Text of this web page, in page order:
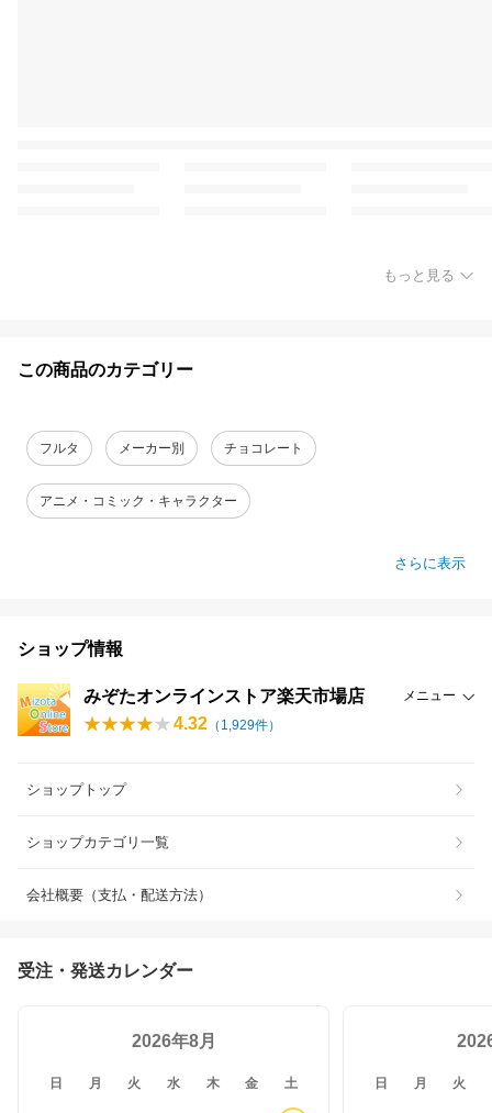
もっと見る
この商品のカテゴリー
フルタ メーカー別 チョコレート
アニメ・コミック・キャラクター
さらに表示
ショップ情報
みぞたオンラインストア楽天市場店 メニュー
4.32 （ 1,929件）
ショップトップ
ショップカテゴリ一覧
会社概要（支払・配送方法）
受注・発送カレンダー
2026年8月
日 月 火 水 木 金 土 日 月 火